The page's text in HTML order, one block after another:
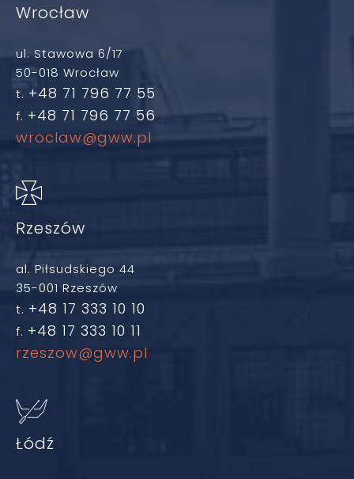
Wrocław
ul. Stawowa 6/17
50-018 Wrocław
t. +48 71 796 77 55
f. +48 71 796 77 56
wroclaw@gww.pl
Rzeszów
al. Piłsudskiego 44
35-001 Rzeszów
t. +48 17 333 10 10
f. +48 17 333 10 11
rzeszow@gww.pl
Łódź